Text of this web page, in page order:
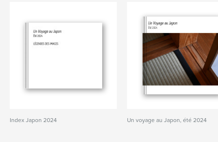
Index Japon 2024 Un voyage au Japon, été 2024